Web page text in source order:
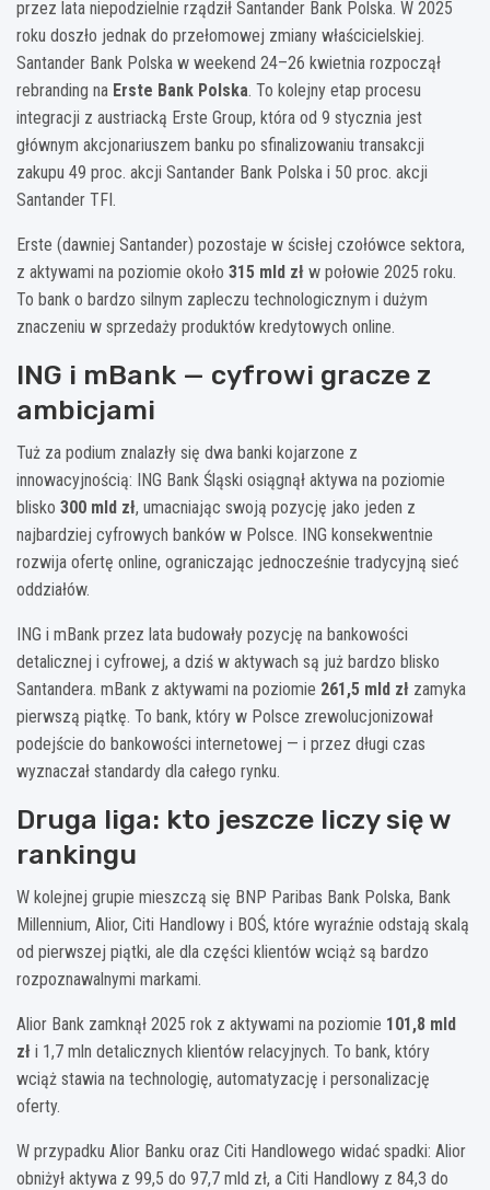
przez lata niepodzielnie rządził Santander Bank Polska. W 2025
roku doszło jednak do przełomowej zmiany właścicielskiej.
Santander Bank Polska w weekend 24–26 kwietnia rozpoczął
rebranding na Erste Bank Polska. To kolejny etap procesu
integracji z austriacką Erste Group, która od 9 stycznia jest
głównym akcjonariuszem banku po sfinalizowaniu transakcji
zakupu 49 proc. akcji Santander Bank Polska i 50 proc. akcji
Santander TFI.
Erste (dawniej Santander) pozostaje w ścisłej czołówce sektora,
z aktywami na poziomie około 315 mld zł w połowie 2025 roku.
To bank o bardzo silnym zapleczu technologicznym i dużym
znaczeniu w sprzedaży produktów kredytowych online.
ING i mBank — cyfrowi gracze z
ambicjami
Tuż za podium znalazły się dwa banki kojarzone z
innowacyjnością: ING Bank Śląski osiągnął aktywa na poziomie
blisko 300 mld zł, umacniając swoją pozycję jako jeden z
najbardziej cyfrowych banków w Polsce. ING konsekwentnie
rozwija ofertę online, ograniczając jednocześnie tradycyjną sieć
oddziałów.
ING i mBank przez lata budowały pozycję na bankowości
detalicznej i cyfrowej, a dziś w aktywach są już bardzo blisko
Santandera. mBank z aktywami na poziomie 261,5 mld zł zamyka
pierwszą piątkę. To bank, który w Polsce zrewolucjonizował
podejście do bankowości internetowej — i przez długi czas
wyznaczał standardy dla całego rynku.
Druga liga: kto jeszcze liczy się w
rankingu
W kolejnej grupie mieszczą się BNP Paribas Bank Polska, Bank
Millennium, Alior, Citi Handlowy i BOŚ, które wyraźnie odstają skalą
od pierwszej piątki, ale dla części klientów wciąż są bardzo
rozpoznawalnymi markami.
Alior Bank zamknął 2025 rok z aktywami na poziomie 101,8 mld
zł i 1,7 mln detalicznych klientów relacyjnych. To bank, który
wciąż stawia na technologię, automatyzację i personalizację
oferty.
W przypadku Alior Banku oraz Citi Handlowego widać spadki: Alior
obniżył aktywa z 99,5 do 97,7 mld zł, a Citi Handlowy z 84,3 do